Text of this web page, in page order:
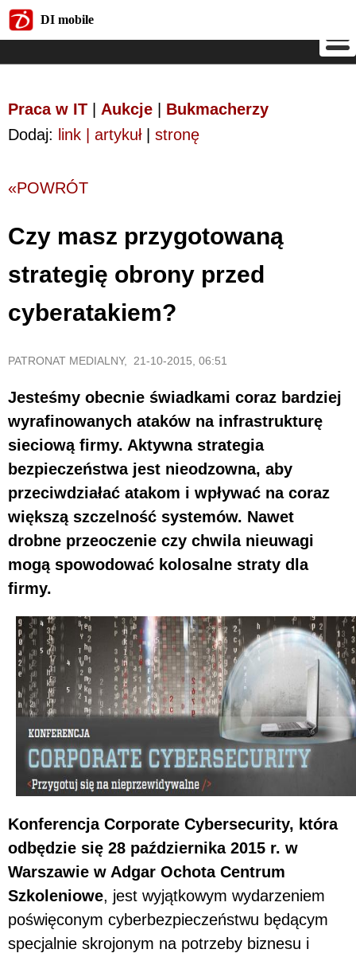
DI mobile
Praca w IT Aukcje
Bukmacherzy
Dodaj: link | artykuł| stronę
«POWRÓT
Czy masz przygotowaną
strategię obrony przed
cyberatakiem?
PATRONAT MEDIALNY, 21-10-2015, 06:51
Jesteśmy obecnie świadkami coraz bardziej
wyrafinowanych ataków na infrastrukturę
sieciową firmy. Aktywna strategia
bezpieczeństwa jest nieodzowna, aby
przeciwdziałać atakom i wpływać na coraz
większą szczelność systemów. Nawet
drobne przeoczenie czy chwila nieuwagi
mogą spowodować kolosalne straty dla
firmy.
Konferencja Corporate Cybersecurity, która
odbędzie się 28 października 2015 r. w
Warszawie w Adgar Ochota Centrum
Szkoleniowe, jest wyjątkowym wydarzeniem
poświęconym cyberbezpieczeństwu będącym
specjalnie skrojonym na potrzeby biznesu i
DI mobile